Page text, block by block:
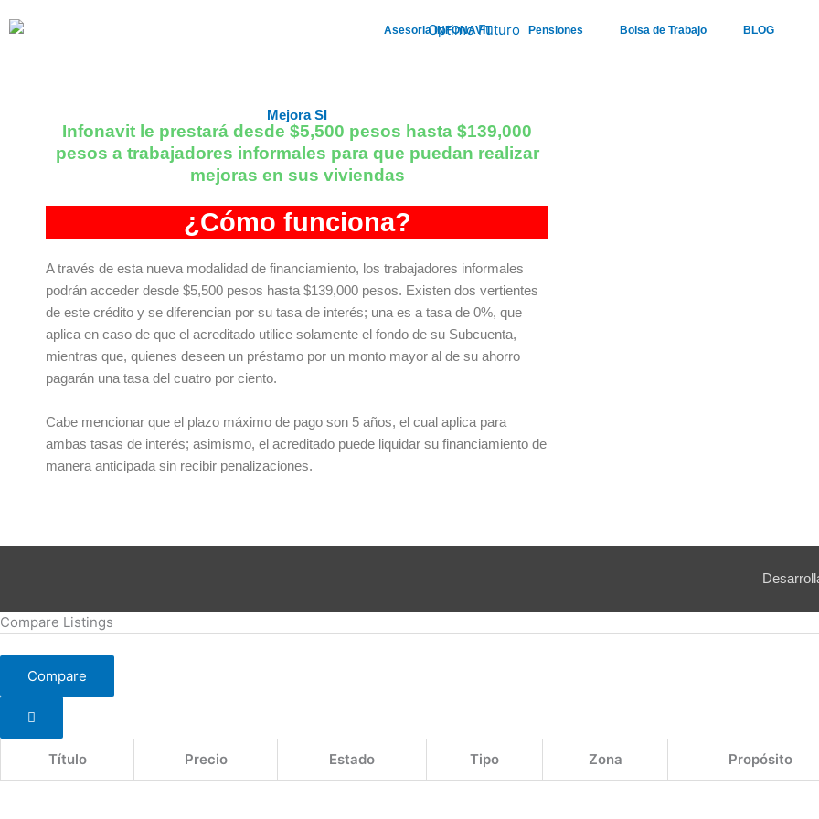
al
Asesoria INFONAVIT Pensiones Bolsa de Trabajo BLOG
Mejora SI
Infonavit le prestará desde $5,500 pesos hasta $139,000
pesos a trabajadores informales para que puedan realizar
mejoras en sus viviendas
¿Cómo funciona?
A través de esta nueva modalidad de financiamiento, los trabajadores informales
podrán acceder desde $5,500 pesos hasta $139,000 pesos. Existen dos vertientes
de este crédito y se diferencian por su tasa de interés; una es a tasa de 0%, que
aplica en caso de que el acreditado utilice solamente el fondo de su Subcuenta,
mientras que, quienes deseen un préstamo por un monto mayor al de su ahorro
pagarán una tasa del cuatro por ciento.
Cabe mencionar que el plazo máximo de pago son 5 años, el cual aplica para
ambas tasas de interés; asimismo, el acreditado puede liquidar su financiamiento de
manera anticipada sin recibir penalizaciones.
Compare Listings
Compare
Título Precio Estado Tipo Zona Propósito